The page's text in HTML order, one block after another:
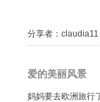
分享者：
爱的美丽风景
妈妈要去欧洲旅行